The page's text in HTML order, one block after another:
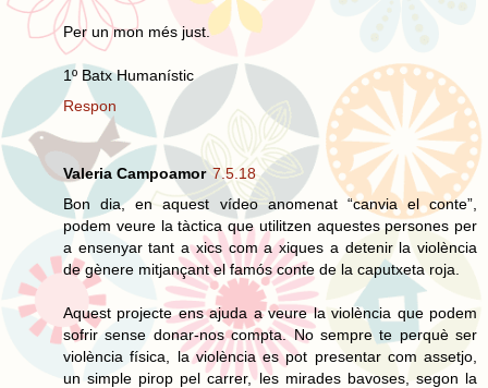
Per un mon més just.
1º Batx Humanístic
Respon
Valeria Campoamor 7.5.18
Bon dia, en aquest vídeo anomenat “canvia el conte”,
podem veure la tàctica que utilitzen aquestes persones per
a ensenyar tant a xics com a xiques a detenir la violència
de gènere mitjançant el famós conte de la caputxeta roja.
Aquest projecte ens ajuda a veure la violència que podem
sofrir sense donar-nos compta. No sempre te perquè ser
violència física, la violència es pot presentar com assetjo,
un simple pirop pel carrer, les mirades bavoses, segon la